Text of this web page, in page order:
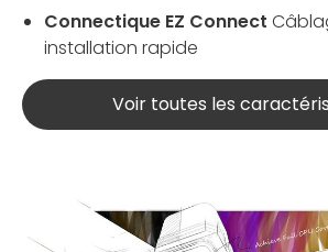
Connectique EZ Connect
installation rapide
Voir toutes les